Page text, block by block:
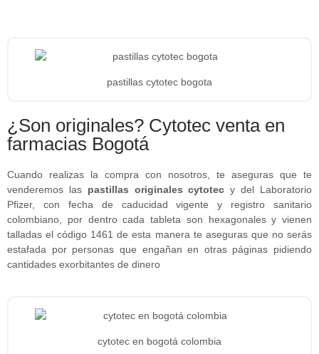
pastillas cytotec bogota
¿Son originales? Cytotec venta en
farmacias Bogotá
Cuando realizas la compra con nosotros, te aseguras que te
venderemos las pastillas originales cytotec y del Laboratorio
Pfizer, con fecha de caducidad vigente y registro sanitario
colombiano, por dentro cada tableta son hexagonales y vienen
talladas el código 1461 de esta manera te aseguras que no serás
estafada por personas que engañan en otras páginas pidiendo
cantidades exorbitantes de dinero
cytotec en bogotá colombia